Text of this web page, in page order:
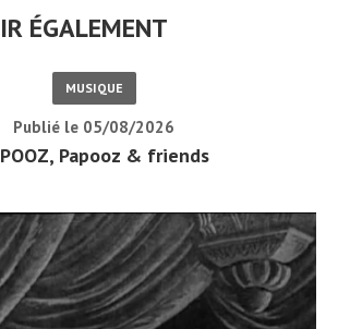
ÉGALEMENT
MUSIQUE
Publié le 05/08/2026
Papooz & friends